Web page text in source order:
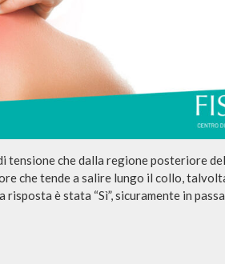
tensione che dalla regione posteriore
che tende a salire lungo il collo,
è stata “Sì”, sicuramente in